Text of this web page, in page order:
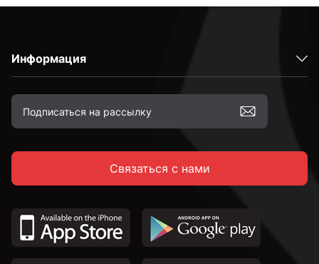
С неполной резьбой
к.п. 4,8
к.п. 8,8
Информация
Связаться с нами